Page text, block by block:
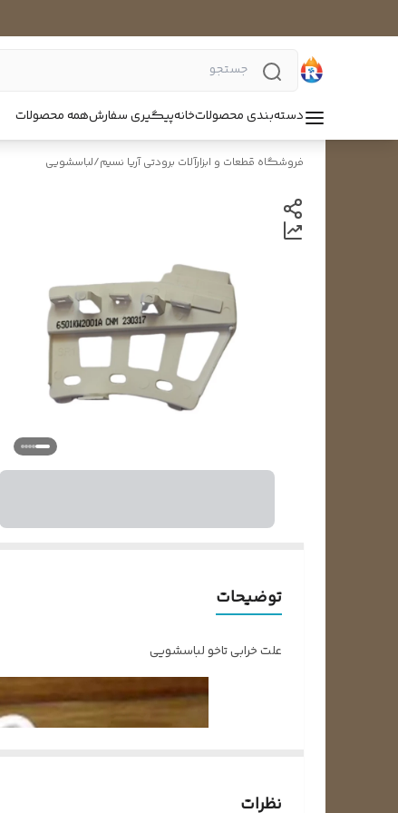
دسته‌بندی محصولاتخانهپیگیری سفارشهمه محصولات
فروشگاه قطعات و ابزارآلات برودتی آریا نسیم/لباسشویی
توضیحات
علت خرابی تاخو لباسشویی
نظرات